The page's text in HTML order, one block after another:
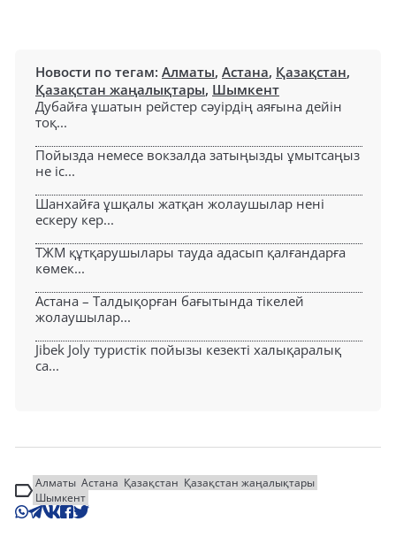
Новости по тегам: Алматы, Астана, Қазақстан,
Қазақстан жаңалықтары, Шымкент
Дубайға ұшатын рейстер сәуірдің аяғына дейін
тоқ...
Пойызда немесе вокзалда затыңызды ұмытсаңыз
не іс...
Шанхайға ұшқалы жатқан жолаушылар нені
ескеру кер...
ТЖМ құтқарушылары тауда адасып қалғандарға
көмек...
Астана – Талдықорған бағытында тікелей
жолаушылар...
Jibek Joly туристік пойызы кезекті халықаралық
са...
Алматы Астана Қазақстан Қазақстан жаңалықтары
Шымкент